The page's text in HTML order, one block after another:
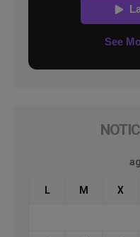
L M X